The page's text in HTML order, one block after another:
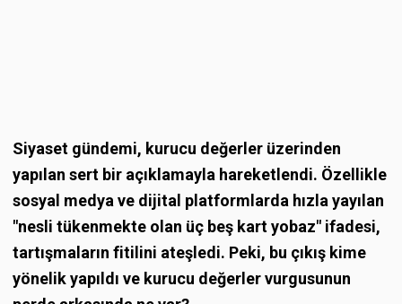
Siyaset gündemi, kurucu değerler üzerinden
yapılan sert bir açıklamayla hareketlendi. Özellikle
sosyal medya ve dijital platformlarda hızla yayılan
"nesli tükenmekte olan üç beş kart yobaz" ifadesi,
tartışmaların fitilini ateşledi. Peki, bu çıkış kime
yönelik yapıldı ve kurucu değerler vurgusunun